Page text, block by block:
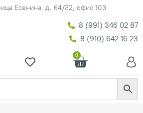
Есенина, д. 64/32, офис 103
8 (991) 346 02 87
8 (910) 642 16 23
0